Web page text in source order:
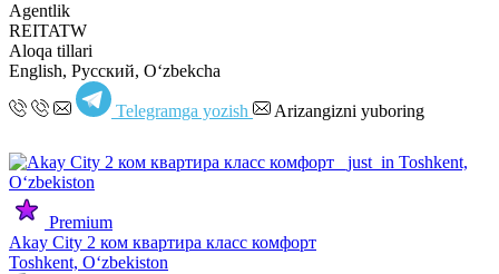
Agentlik
REITATW
Aloqa tillari
English, Русский, Oʻzbekcha
Telegramga yozish Arizangizni yuboring
Premium
Akay City 2 ком квартира класс комфорт
Toshkent, Oʻzbekiston